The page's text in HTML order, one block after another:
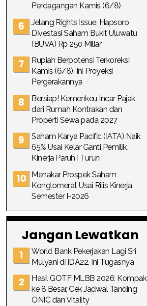
Perdagangan Kamis (6/8)
Jelang Rights Issue, Hapsoro
Divestasi Saham Bukit Uluwatu
(BUVA) Rp 250 Miliar
Rupiah Berpotensi Terkoreksi
Kamis (6/8), Ini Proyeksi
Pergerakannya
Bersiap! Kemenkeu Incar Pajak
dari Rumah Kontrakan dan
Properti Sewa pada 2027
Saham Karya Pacific (IATA) Naik
65% Usai Kelar Ganti Pemilik,
Kinerja Paruh I Turun
Menakar Prospek Saham
Konglomerat Usai Rilis Kinerja
Semester I-2026
Jangan Lewatkan
World Bank Pekerjakan Lagi Sri
Mulyani di IDA22, Ini Tugasnya
Hasil GOTF MLBB 2026: Kompak
ke 8 Besar, Cek Jadwal Tanding
ONIC dan Vitality